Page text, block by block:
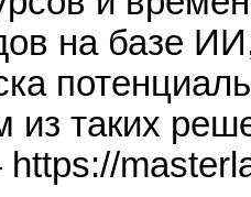
на базе
таких